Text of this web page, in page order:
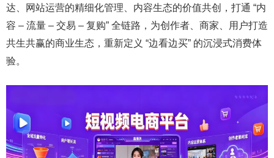
达、网站运营的精细化管理、内容生态的价值共创，打通 “内
容 – 流量 – 交易 – 复购” 全链路，为创作者、商家、用户打造
共生共赢的商业生态，重新定义 “边看边买” 的沉浸式消费体
验。